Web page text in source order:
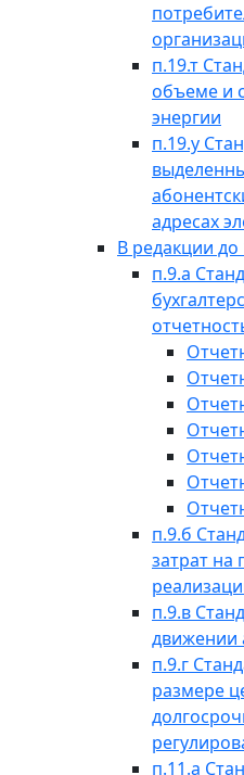
п.19.т
объеме и
энергии
п.19.у
адресах
В редакции до
п.9.а
п.9.б
затрат на
п.9.в
движении
п.9.г
размере
п.11.а